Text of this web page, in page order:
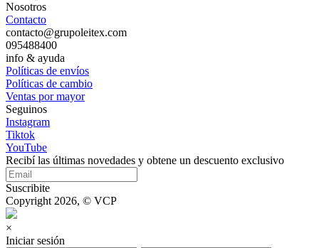
Nosotros
Contacto
contacto@grupoleitex.com
095488400
info & ayuda
Políticas de envíos
Políticas de cambio
Ventas por mayor
Seguinos
Instagram
Tiktok
YouTube
Recibí las últimas novedades y obtene un descuento exclusivo
Suscribite
Copyright 2026, © VCP
×
Iniciar sesión